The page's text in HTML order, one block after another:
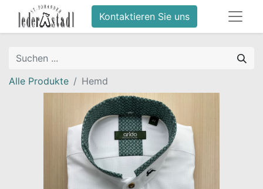
Kontaktieren Sie uns
Alle Produkte Hemd